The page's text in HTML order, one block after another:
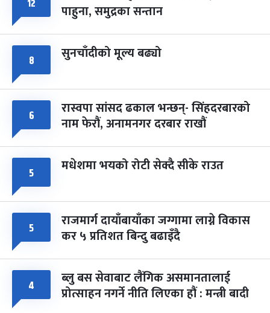
चैत्र ८, २०८३- Mar 22, 2027
पाहुना, समुद्रका सन्तान
८ सुनचाँदीको मूल्य बढ्यो
६ रास्वपा सांसद ढकाल भन्छन्- सिंहदरबारको
नाम फेरौं, अनामनगर दरबार राखौं
५ मधेशमा भयको रोटी सेक्दै सीके राउत
५ राजमार्ग दायाँबायाँका जग्गामा लाग्ने विकास
कर ५ प्रतिशत बिन्दु बढाइँदै
४ ब्लु बस सेवाबाट लैंगिक असमानतालाई
प्रोत्साहन नगर्ने नीति लिएका हौं : मन्त्री बादी